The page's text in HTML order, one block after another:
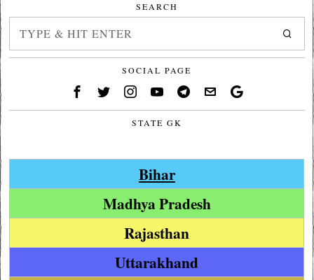
SEARCH
SOCIAL PAGE
STATE GK
Bihar
Madhya Pradesh
Rajasthan
Uttarakhand